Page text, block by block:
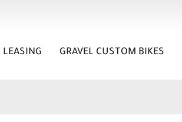
LEASING GRAVEL CUSTOM BIKES